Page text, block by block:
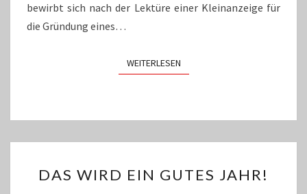
bewirbt sich nach der Lektüre einer Kleinanzeige für
die Gründung eines…
WEITERLESENWEITERLESEN
WIRD
DAS WIRD EIN GUTES JAHR!